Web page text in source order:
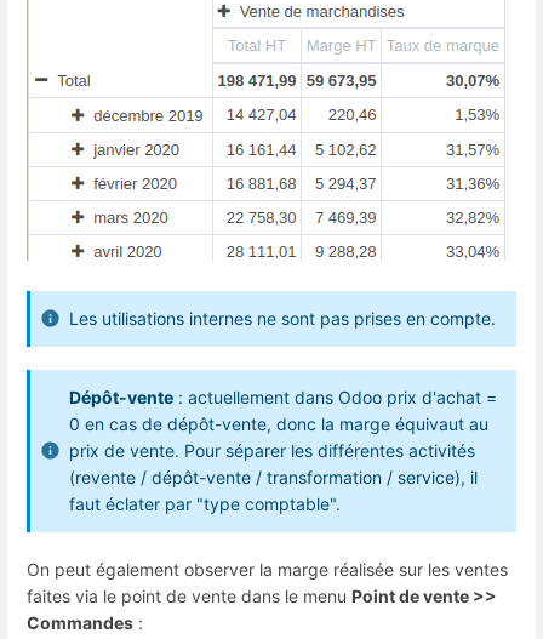
Les utilisations internes ne sont pas prises en compte.
Dépôt-vente : actuellement dans Odoo prix d'achat =
0 en cas de dépôt-vente, donc la marge équivaut au
prix de vente. Pour séparer les différentes activités
(revente / dépôt-vente / transformation / service), il
faut éclater par "type comptable".
On peut également observer la marge réalisée sur les ventes
faites via le point de vente dans le menu Point de vente >>
Commandes :